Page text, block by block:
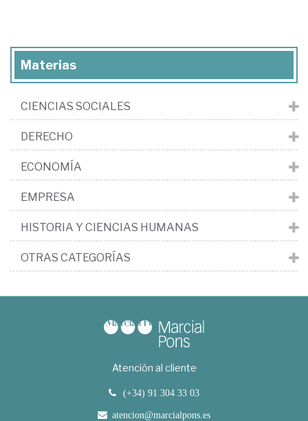
Materias
CIENCIAS SOCIALES
DERECHO
ECONOMÍA
EMPRESA
HISTORIA Y CIENCIAS HUMANAS
OTRAS CATEGORÍAS
Atención al cliente
(+34) 91 304 33 03
atencion@marcialpons.es